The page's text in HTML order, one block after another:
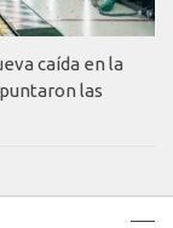
caída en la
las